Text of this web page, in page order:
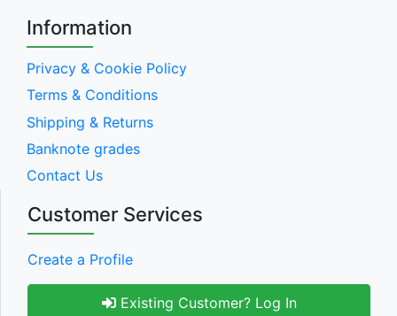
Information
Privacy & Cookie Policy
Terms & Conditions
Shipping & Returns
Banknote grades
Contact Us
Customer Services
Create a Profile
Existing Customer? Log In